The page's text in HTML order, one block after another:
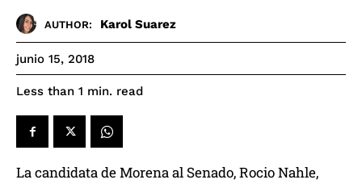
AUTHOR: Karol Suarez
junio 15, 2018
Less than 1 min. read
La candidata de Morena al Senado, Rocio Nahle,